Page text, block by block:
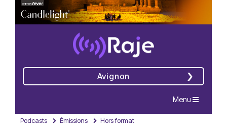
Avignon
Navigation
Menu
Podcasts Émissions Hors format